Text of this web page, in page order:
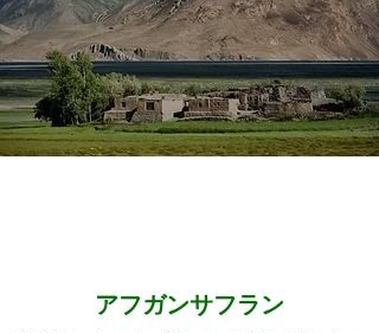
​アフガンサフラン